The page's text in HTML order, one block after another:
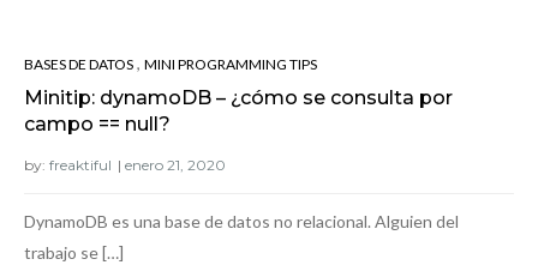
BASES DE DATOS , MINI PROGRAMMING TIPS
Minitip: dynamoDB – ¿cómo se consulta por
campo == null?
by: freaktiful
DynamoDB es una base de datos no relacional. Alguien del
trabajo se […]